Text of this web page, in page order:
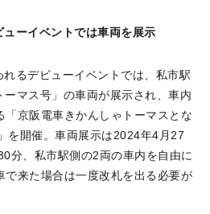
ーイベントでは車両を展示
るデビューイベントでは、私市駅
マス号」の車両が展示され、車内
「京阪電車きかんしゃトーマスとな
を開催。車両展示は2024年4月27
分、私市駅側の2両の車内を自由に
で来た場合は一度改札を出る必要が